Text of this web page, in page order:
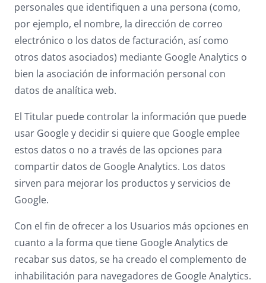
personales que identifiquen a una persona (como,
por ejemplo, el nombre, la dirección de correo
electrónico o los datos de facturación, así como
otros datos asociados) mediante Google Analytics o
bien la asociación de información personal con
datos de analítica web.
El Titular puede controlar la información que puede
usar Google y decidir si quiere que Google emplee
estos datos o no a través de las opciones para
compartir datos de Google Analytics. Los datos
sirven para mejorar los productos y servicios de
Google.
Con el fin de ofrecer a los Usuarios más opciones en
cuanto a la forma que tiene Google Analytics de
recabar sus datos, se ha creado el complemento de
inhabilitación para navegadores de Google Analytics.